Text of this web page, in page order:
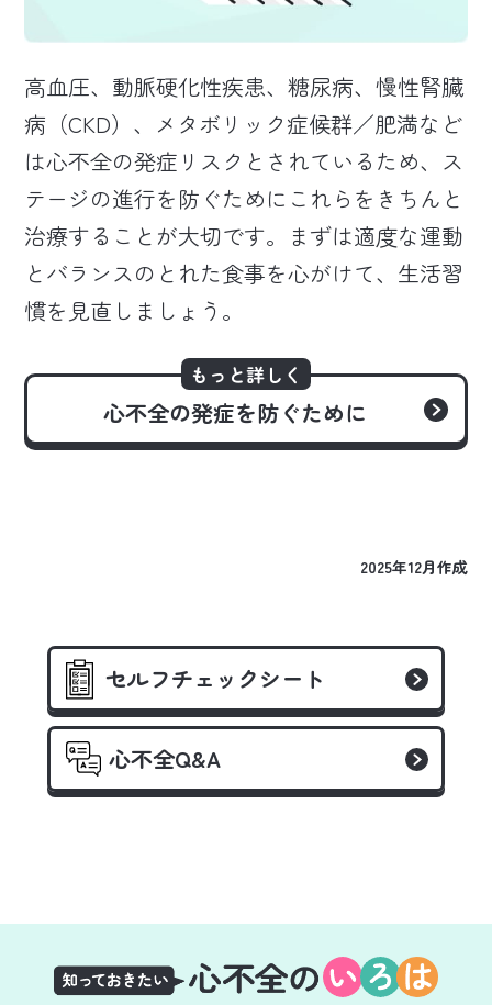
高血圧、動脈硬化性疾患、糖尿病、慢性腎臓
病（CKD）、メタボリック症候群／肥満など
は心不全の発症リスクとされているため、ス
テージの進行を防ぐためにこれらをきちんと
治療することが大切です。まずは適度な運動
とバランスのとれた食事を心がけて、生活習
慣を見直しましょう。
もっと詳しく
心不全の発症を防ぐために
2025年12月作成
セルフチェックシート
心不全Q&A